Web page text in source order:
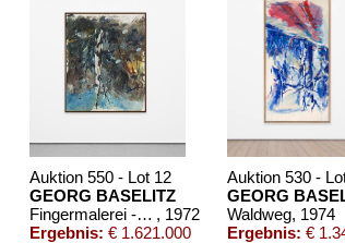
Auktion 550 - Lot 12
GEORG BASELITZ
Fingermalerei - Birke , 1972
Ergebnis: € 1.621.000
Auktion 530 -
GEORG
Waldweg, 1974
Ergebnis: €